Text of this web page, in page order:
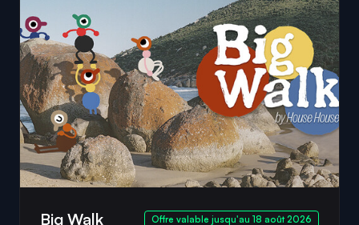
Big Walk Offre valable jusqu'au 18 août 2026